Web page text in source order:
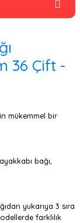
36 Çift -
mükemmel bir
bağı,
yukarıya 3 sıra
farklılık